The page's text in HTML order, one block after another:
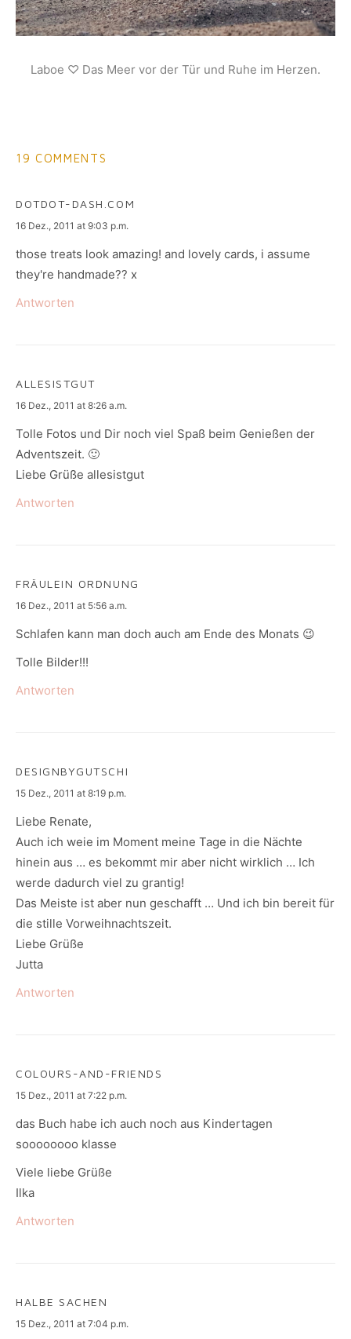
Laboe ♡ Das Meer vor der Tür und Ruhe im Herzen.
19 COMMENTS
DOTDOT-DASH.COM
says:
16 Dez., 2011 at 9:03 p.m.
those treats look amazing! and lovely cards, i assume
they're handmade?? x
Antworten
ALLESISTGUT
says:
16 Dez., 2011 at 8:26 a.m.
Tolle Fotos und Dir noch viel Spaß beim Genießen der
Adventszeit. 🙂
Liebe Grüße allesistgut
Antworten
FRÄULEIN ORDNUNG
says:
16 Dez., 2011 at 5:56 a.m.
Schlafen kann man doch auch am Ende des Monats 😉
Tolle Bilder!!!
Antworten
DESIGNBYGUTSCHI
says:
15 Dez., 2011 at 8:19 p.m.
Liebe Renate,
Auch ich weie im Moment meine Tage in die Nächte
hinein aus … es bekommt mir aber nicht wirklich … Ich
werde dadurch viel zu grantig!
Das Meiste ist aber nun geschafft … Und ich bin bereit für
die stille Vorweihnachtszeit.
Liebe Grüße
Jutta
Antworten
COLOURS-AND-FRIENDS
says:
15 Dez., 2011 at 7:22 p.m.
das Buch habe ich auch noch aus Kindertagen
soooooooo klasse
Viele liebe Grüße
Ilka
Antworten
HALBE SACHEN
says:
15 Dez., 2011 at 7:04 p.m.